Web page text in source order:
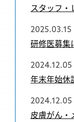
スタッフ・
2025.03.15
研修医募集
2024.12.05
年末年始休
2024.12.05
皮膚がん・